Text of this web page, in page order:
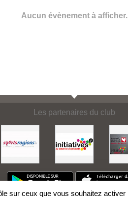
Aucun évènement à afficher.
Les partenaires du club
sur ceux que vous souhaitez activer